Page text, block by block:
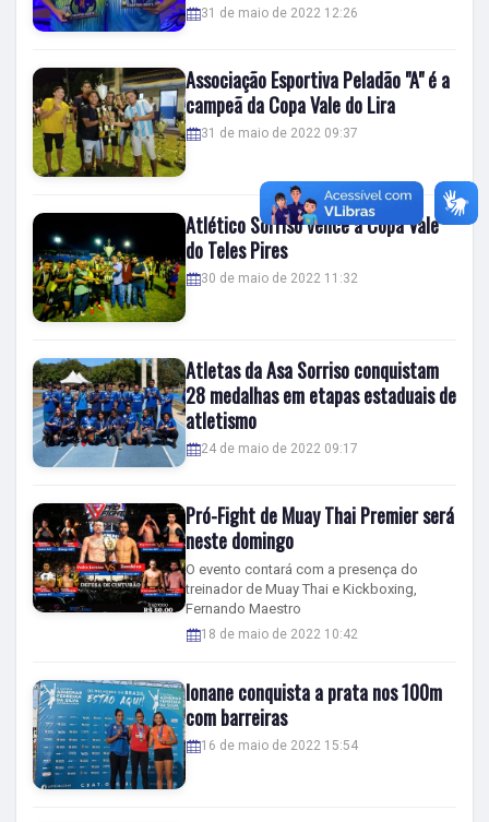
31 de maio de 2022 12:26
Associação Esportiva Peladão "A" é a
campeã da Copa Vale do Lira
31 de maio de 2022 09:37
Atlético Sorriso vence a Copa Vale
do Teles Pires
30 de maio de 2022 11:32
Atletas da Asa Sorriso conquistam
28 medalhas em etapas estaduais de
atletismo
24 de maio de 2022 09:17
Pró-Fight de Muay Thai Premier será
neste domingo
O evento contará com a presença do
treinador de Muay Thai e Kickboxing,
Fernando Maestro
18 de maio de 2022 10:42
Ionane conquista a prata nos 100m
com barreiras
16 de maio de 2022 15:54